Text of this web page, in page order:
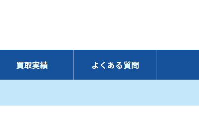
買取実績 よくある質問